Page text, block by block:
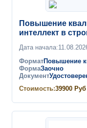
Повышение
интеллект в
Дата начала:
ФорматПовышение
ФормаЗаочно
Документ
Стоимость:39900 Руб